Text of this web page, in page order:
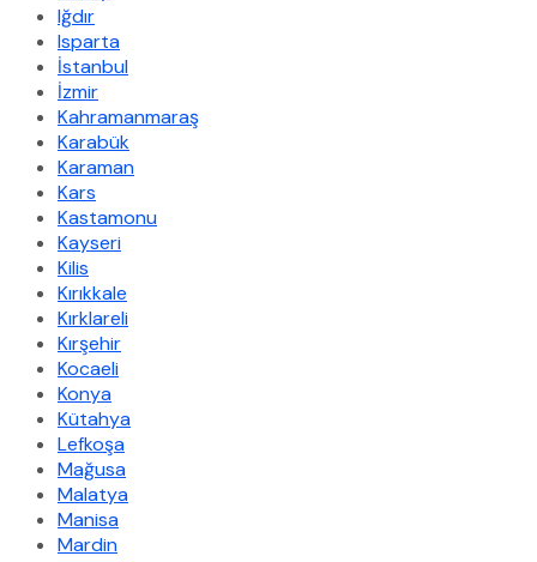
Iğdır
Isparta
İstanbul
İzmir
Kahramanmaraş
Karabük
Karaman
Kars
Kastamonu
Kayseri
Kilis
Kırıkkale
Kırklareli
Kırşehir
Kocaeli
Konya
Kütahya
Lefkoşa
Mağusa
Malatya
Manisa
Mardin